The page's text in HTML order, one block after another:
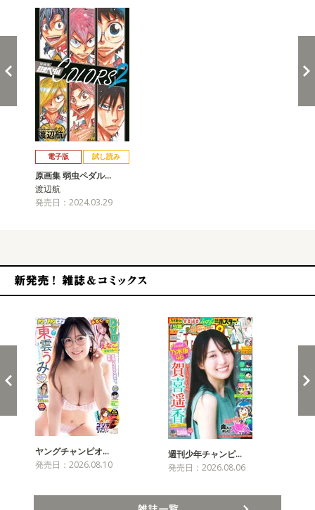
電子版 試し読み
原画集 弱虫ペダル…
渡辺航
発売日：2024.03.29
ヤングチャンピオ…
発売日：2026.08.10
週刊少年チャンピ…
発売日：2026.08.06